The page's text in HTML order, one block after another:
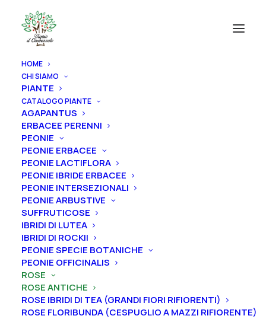
HOME
CHI SIAMO
PIANTE
CATALOGO PIANTE
AGAPANTUS
ERBACEE PERENNI
PEONIE
PEONIE ERBACEE
PEONIE LACTIFLORA
PEONIE IBRIDE ERBACEE
PEONIE INTERSEZIONALI
PEONIE ARBUSTIVE
SUFFRUTICOSE
IBRIDI DI LUTEA
IBRIDI DI ROCKII
PEONIE SPECIE BOTANICHE
PEONIE OFFICINALIS
ROSE
ROSE ANTICHE
ROSE IBRIDI DI TEA (GRANDI FIORI RIFIORENTI)
ROSE FLORIBUNDA (CESPUGLIO A MAZZI RIFIORENTE)
Home Rose Rose antiche
Rosa antica muscosa “Chapeau de Napoleon”